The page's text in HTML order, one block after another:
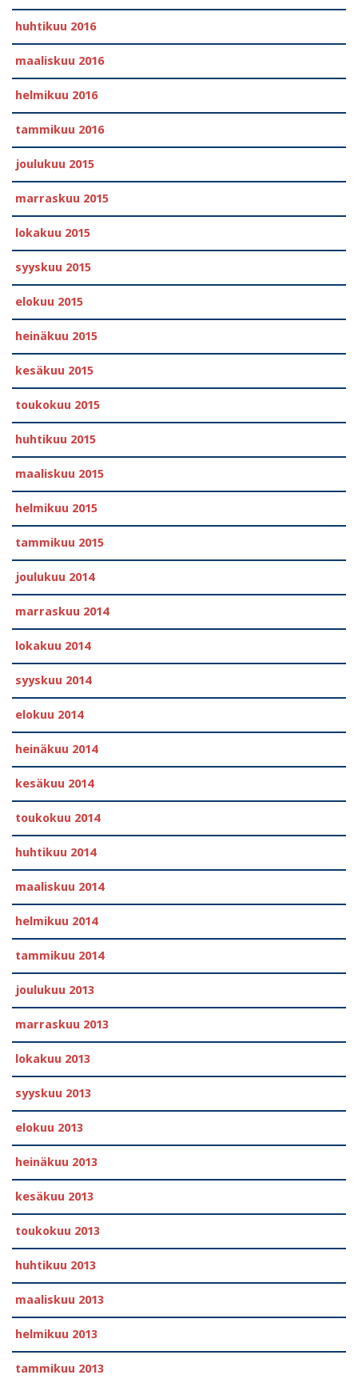
huhtikuu 2016
maaliskuu 2016
helmikuu 2016
tammikuu 2016
joulukuu 2015
marraskuu 2015
lokakuu 2015
syyskuu 2015
elokuu 2015
heinäkuu 2015
kesäkuu 2015
toukokuu 2015
huhtikuu 2015
maaliskuu 2015
helmikuu 2015
tammikuu 2015
joulukuu 2014
marraskuu 2014
lokakuu 2014
syyskuu 2014
elokuu 2014
heinäkuu 2014
kesäkuu 2014
toukokuu 2014
huhtikuu 2014
maaliskuu 2014
helmikuu 2014
tammikuu 2014
joulukuu 2013
marraskuu 2013
lokakuu 2013
syyskuu 2013
elokuu 2013
heinäkuu 2013
kesäkuu 2013
toukokuu 2013
huhtikuu 2013
maaliskuu 2013
helmikuu 2013
tammikuu 2013